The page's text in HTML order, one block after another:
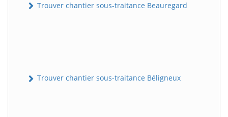
Trouver chantier sous-traitance Beauregard
Trouver chantier sous-traitance Béligneux